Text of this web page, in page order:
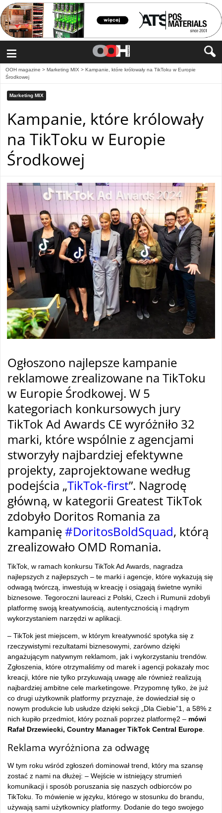
≡
OOH magazine > Marketing MIX > Kampanie, które królowały na TikToku w Europie
Środkowej
Marketing MIX
Kampanie, które królowały
na TikToku w Europie
Środkowej
Ogłoszono najlepsze kampanie
reklamowe zrealizowane na TikToku
w Europie Środkowej. W 5
kategoriach konkursowych jury
TikTok Ad Awards CE wyróżniło 32
marki, które wspólnie z agencjami
stworzyły najbardziej efektywne
projekty, zaprojektowane według
podejścia „TikTok-first”. Nagrodę
główną, w kategorii Greatest TikTok
zdobyło Doritos Romania za
kampanię#DoritosBoldSquad, którą
zrealizowało OMD Romania.
TikTok, w ramach konkursu TikTok Ad Awards, nagradza
najlepszych z najlepszych – te marki i agencje, które wykazują się
odwagą twórczą, inwestują w kreację i osiągają świetne wyniki
biznesowe. Tegoroczni laureaci z Polski, Czech i Rumunii zdobyli
platformę swoją kreatywnością, autentycznością i mądrym
wykorzystaniem narzędzi w aplikacji.
– TikTok jest miejscem, w którym kreatywność spotyka się z
rzeczywistymi rezultatami biznesowymi, zarówno dzięki
angażującym natywnym reklamom, jak i wykorzystaniu trendów.
Zgłoszenia, które otrzymaliśmy od marek i agencji pokazały moc
kreacji, które nie tylko przykuwają uwagę ale również realizują
najbardziej ambitne cele marketingowe. Przypomnę tylko, że już
co drugi użytkownik platformy przyznaje, że dowiedział się o
nowym produkcie lub usłudze dzięki sekcji „Dla Ciebie”1, a 58% z
nich kupiło przedmiot, który poznali poprzez platformę2 – mówi
Rafał Drzewiecki, Country Manager TikTok Central Europe
Reklama wyróżniona za odwagę
W tym roku wśród zgłoszeń dominował trend, który ma szansę
zostać z nami na dłużej: – Wejście w istniejący strumień
komunikacji i sposób poruszania się naszych odbiorców po
TikToku. To mówienie w języku, którego w stosunku do brandu,
używają sami użytkownicy platformy. Dodanie do tego swojego